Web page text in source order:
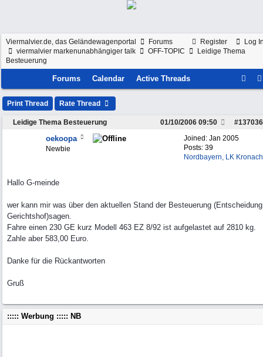
Register Log
Viermalvier.de, das Geländewagenportal
Forums
viermalvier markenunabhängiger talk
OFF-TOPIC
Leidige Thema
Besteuerung
Forums Calendar Active Threads
Print Thread Rate Thread
Leidige Thema Besteuerung #137036
01/10/2006 09:50
Joined: Jan 2005
Posts: 39
Nordbayern, LK Kronach
oekoopa
Newbie
Hallo G-meinde
wer kann mir was über den aktuellen Stand der Besteuerung (Entscheidung
Gerichtshof)sagen.
Fahre einen 230 GE kurz Modell 463 EZ 8/92 ist aufgelastet auf 2810 kg.
Zahle aber 583,00 Euro.
Danke für die Rückantworten
Gruß
::::: Werbung ::::: NB